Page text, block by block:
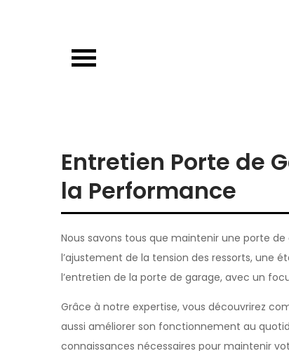
Entretien Porte de
la Performance
Nous savons tous que maintenir une porte
l’ajustement de la tension des ressorts, une
l’entretien de la porte de garage, avec un
Grâce à notre expertise, vous découvrirez
aussi améliorer son fonctionnement au
connaissances nécessaires pour maintenir